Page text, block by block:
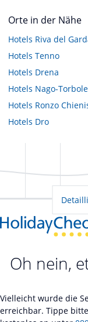
Orte in der Nähe
Hotels Riva del
Hotels Tenno
Hotels Drena
Hotels Nago-Torbole
Hotels Ronzo
Hotels Dro
Oh nein,
Vielleicht wurde die
erreichbar. Tippe